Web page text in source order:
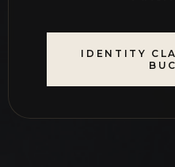
IDENTITY